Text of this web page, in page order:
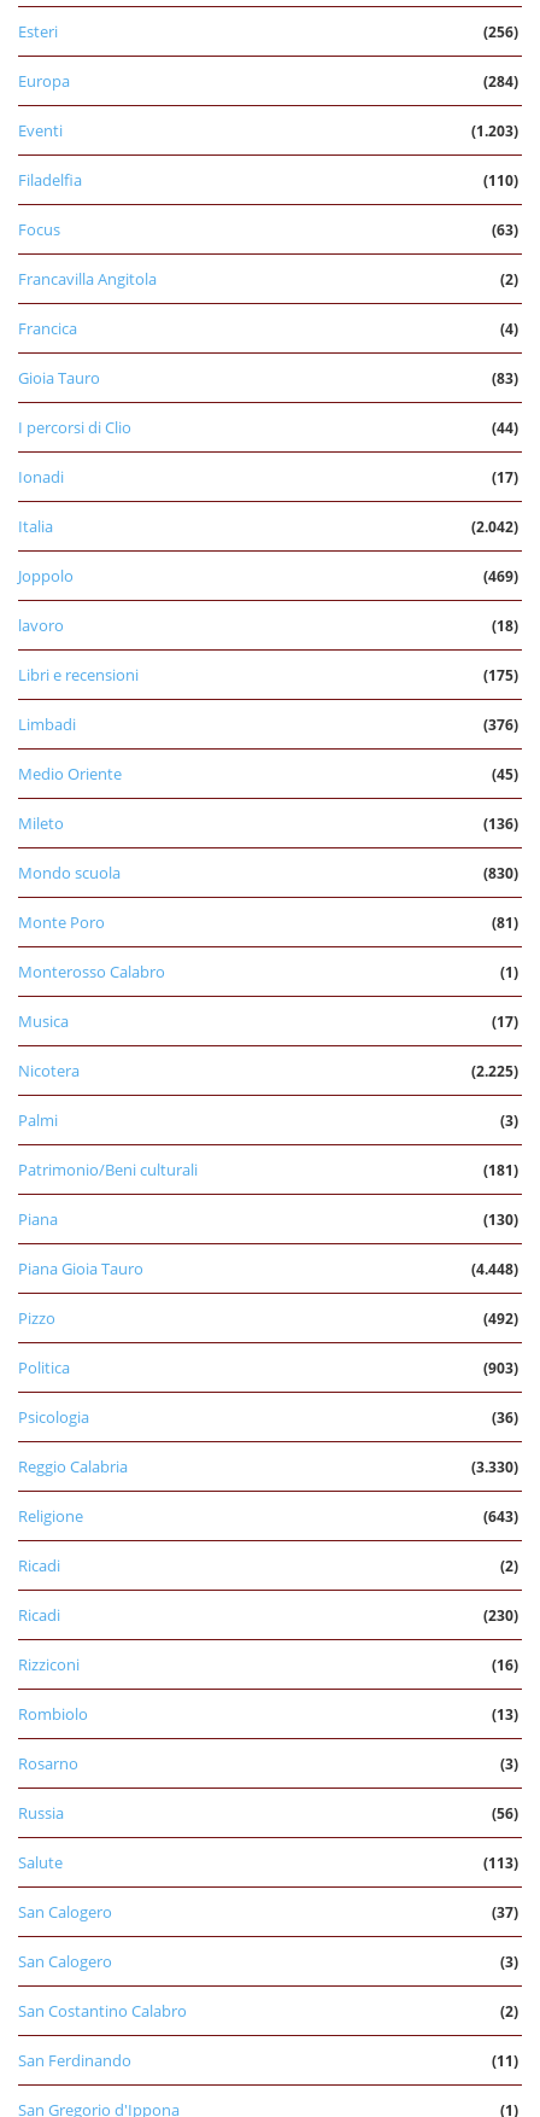
Esteri (256)
Europa (284)
Eventi (1.203)
Filadelfia (110)
Focus (63)
Francavilla Angitola (2)
Francica (4)
Gioia Tauro (83)
I percorsi di Clio (44)
Ionadi (17)
Italia (2.042)
Joppolo (469)
lavoro (18)
Libri e recensioni (175)
Limbadi (376)
Medio Oriente (45)
Mileto (136)
Mondo scuola (830)
Monte Poro (81)
Monterosso Calabro (1)
Musica (17)
Nicotera (2.225)
Palmi (3)
Patrimonio/Beni culturali (181)
Piana (130)
Piana Gioia Tauro (4.448)
Pizzo (492)
Politica (903)
Psicologia (36)
Reggio Calabria (3.330)
Religione (643)
Ricadi (2)
Ricadi (230)
Rizziconi (16)
Rombiolo (13)
Rosarno (3)
Russia (56)
Salute (113)
San Calogero (37)
San Calogero (3)
San Costantino Calabro (2)
San Ferdinando (11)
San Gregorio d'Ippona (1)